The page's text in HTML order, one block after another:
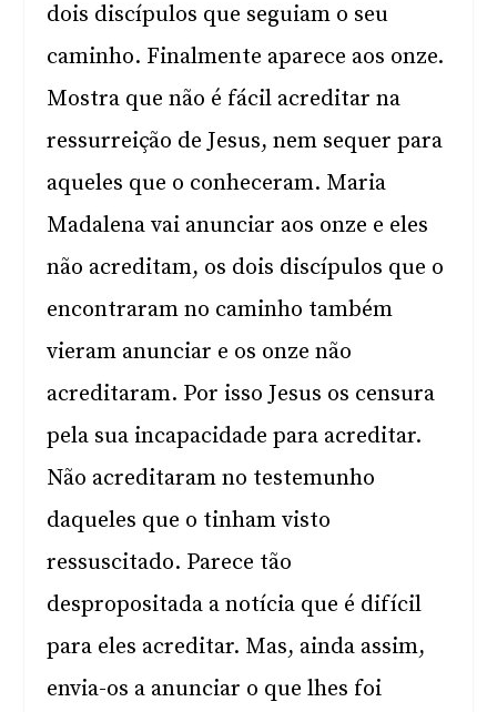
dois discípulos que seguiam o seu
caminho. Finalmente aparece aos onze.
Mostra que não é fácil acreditar na
ressurreição de Jesus, nem sequer para
aqueles que o conheceram. Maria
Madalena vai anunciar aos onze e eles
não acreditam, os dois discípulos que o
encontraram no caminho também
vieram anunciar e os onze não
acreditaram. Por isso Jesus os censura
pela sua incapacidade para acreditar.
Não acreditaram no testemunho
daqueles que o tinham visto
ressuscitado. Parece tão
despropositada a notícia que é difícil
para eles acreditar. Mas, ainda assim,
envia-os a anunciar o que lhes foi